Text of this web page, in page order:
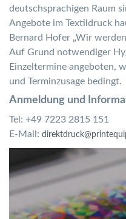
deutschsprachigen Raum
Angebote im Textildruck
Bernard Hofer „Wir
Auf Grund notwendiger
Einzeltermine angeboten,
und Terminzusage bedingt.
Anmeldung und
Tel: +49 7223 2815 151
E-Mail: